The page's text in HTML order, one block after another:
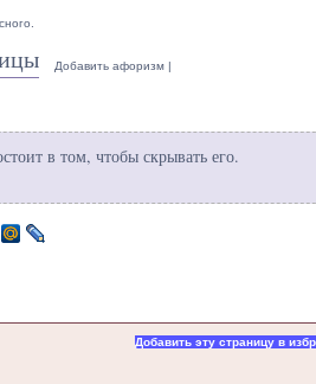
Добавить афоризм |
в том, чтобы скрывать его.
Добавить эту страницу в